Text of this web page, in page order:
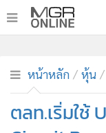
• ทันเหตุการณ์
• ภาคใต้
• ภูมิภาค
หน้าหลัก หุ้น
ตลท.เริ่มใช้